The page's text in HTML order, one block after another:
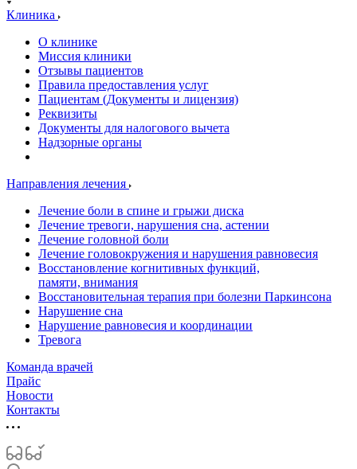
Клиника
О клинике
Миссия клиники
Отзывы пациентов
Правила предоставления услуг
Пациентам (Документы и лицензия)
Реквизиты
Документы для налогового вычета
Надзорные органы
Направления лечения
Лечение боли в спине и грыжи диска
Лечение тревоги, нарушения сна, астении
Лечение головной боли
Лечение головокружения и нарушения равновесия
Восстановление когнитивных функций,
памяти, внимания
Восстановительная терапия при болезни Паркинсона
Нарушение сна
Нарушение равновесия и координации
Тревога
Команда врачей
Прайс
Новости
Контакты